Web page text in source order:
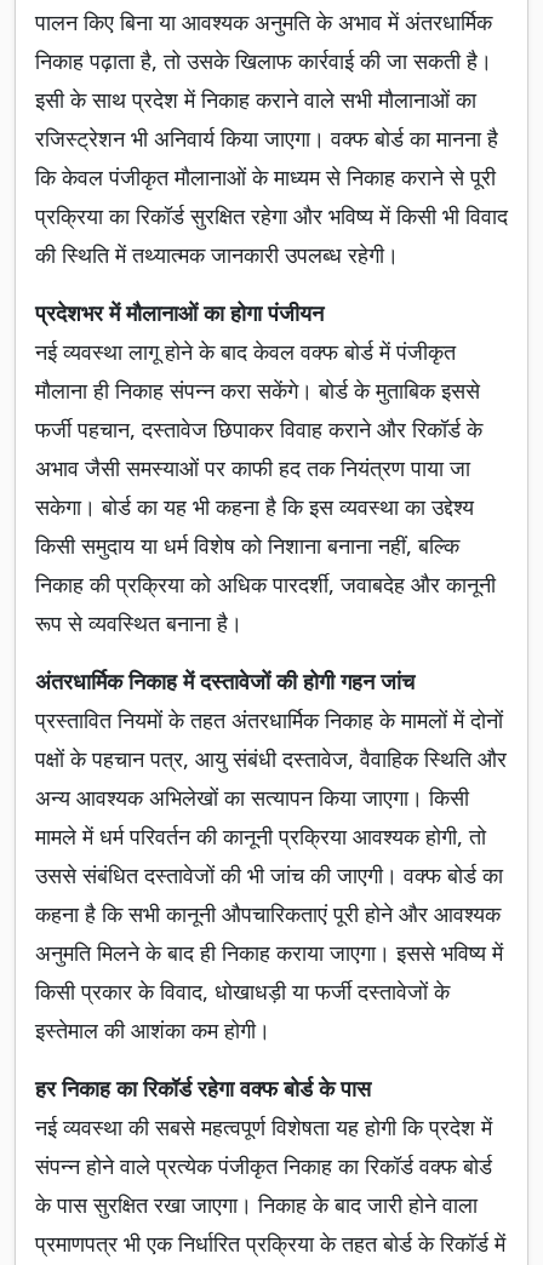
पालन किए बिना या आवश्यक अनुमति के अभाव में अंतरधार्मिक
निकाह पढ़ाता है, तो उसके खिलाफ कार्रवाई की जा सकती है।
इसी के साथ प्रदेश में निकाह कराने वाले सभी मौलानाओं का
रजिस्ट्रेशन भी अनिवार्य किया जाएगा। वक्फ बोर्ड का मानना है
कि केवल पंजीकृत मौलानाओं के माध्यम से निकाह कराने से पूरी
प्रक्रिया का रिकॉर्ड सुरक्षित रहेगा और भविष्य में किसी भी विवाद
की स्थिति में तथ्यात्मक जानकारी उपलब्ध रहेगी।
प्रदेशभर में मौलानाओं का होगा पंजीयन
नई व्यवस्था लागू होने के बाद केवल वक्फ बोर्ड में पंजीकृत
मौलाना ही निकाह संपन्न करा सकेंगे। बोर्ड के मुताबिक इससे
फर्जी पहचान, दस्तावेज छिपाकर विवाह कराने और रिकॉर्ड के
अभाव जैसी समस्याओं पर काफी हद तक नियंत्रण पाया जा
सकेगा। बोर्ड का यह भी कहना है कि इस व्यवस्था का उद्देश्य
किसी समुदाय या धर्म विशेष को निशाना बनाना नहीं, बल्कि
निकाह की प्रक्रिया को अधिक पारदर्शी, जवाबदेह और कानूनी
रूप से व्यवस्थित बनाना है।
अंतरधार्मिक निकाह में दस्तावेजों की होगी गहन जांच
प्रस्तावित नियमों के तहत अंतरधार्मिक निकाह के मामलों में दोनों
पक्षों के पहचान पत्र, आयु संबंधी दस्तावेज, वैवाहिक स्थिति और
अन्य आवश्यक अभिलेखों का सत्यापन किया जाएगा। किसी
मामले में धर्म परिवर्तन की कानूनी प्रक्रिया आवश्यक होगी, तो
उससे संबंधित दस्तावेजों की भी जांच की जाएगी। वक्फ बोर्ड का
कहना है कि सभी कानूनी औपचारिकताएं पूरी होने और आवश्यक
अनुमति मिलने के बाद ही निकाह कराया जाएगा। इससे भविष्य में
किसी प्रकार के विवाद, धोखाधड़ी या फर्जी दस्तावेजों के
इस्तेमाल की आशंका कम होगी।
हर निकाह का रिकॉर्ड रहेगा वक्फ बोर्ड के पास
नई व्यवस्था की सबसे महत्वपूर्ण विशेषता यह होगी कि प्रदेश में
संपन्न होने वाले प्रत्येक पंजीकृत निकाह का रिकॉर्ड वक्फ बोर्ड
के पास सुरक्षित रखा जाएगा। निकाह के बाद जारी होने वाला
प्रमाणपत्र भी एक निर्धारित प्रक्रिया के तहत बोर्ड के रिकॉर्ड में